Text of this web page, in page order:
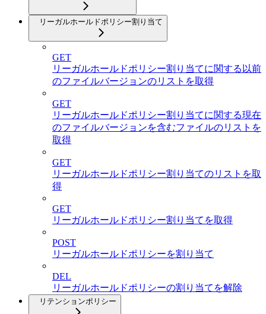
リーガルホールドポリシー割り当て
GET
リーガルホールドポリシー割り当てに関する以前
のファイルバージョンのリストを取得
GET
リーガルホールドポリシー割り当てに関する現在
のファイルバージョンを含むファイルのリストを
取得
GET
リーガルホールドポリシー割り当てのリストを取
得
GET
リーガルホールドポリシー割り当てを取得
POST
リーガルホールドポリシーを割り当て
DEL
リーガルホールドポリシーの割り当てを解除
リテンションポリシー